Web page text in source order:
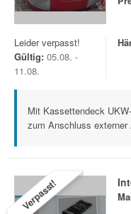
Leider verpasst!
Gültig: 05.08. -
11.08.
Mit Kassettendeck
zum Anschluss
Verpasst!